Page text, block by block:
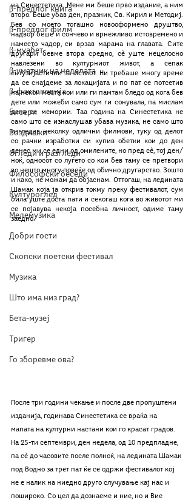
β-предлог книга
β-предлог филм
β-муабет
β-уметник на неделата
β-фактопедија
Бисери
Воздишки
Огледи и разгледи
Философски беседи
Културоглед
Мелемузика
Добри гости
Скопски поетски фестивал
Музика
Што има низ град?
Бета-музеј
Тригер
Го зборевме ова?
на Синестетика. Мене ми беше прво издание, а ним
второ. Беше убав ден, празник, Св. Кирил и Методиј.
Бев со моето тогашно новооформено друштво,
надвор беше и сончево и врнежливо истовремено и
наместо чадор, си врзав марама на главата. Сите
другари бевме втора средно, сѐ уште нецелосно
навлезени во културниот живот, а сепак
ентузијастични за истиот. Ни требаше многу време
да се снајдеме за локацијата и по пат се потсетив
на некои места кои или ги памтам бледо од кога бев
дете или можеби само сум ги сонувала, па мислам
дека се мемории. Таа година на Синестетика не
само што се изнаслушав убава музика, не само што
изгледав неколку одлични филмови, туку од делот
со рачни изработки си купив обетки кои до ден
денес ми се едни од омилените, но пред сѐ, тој ден/
ноќ, односот со луѓето со кои бев таму се претвори
во нешто многу повеќе од обично другарство. Зошто
и како, не можам да објаснам. Оттогаш, на ледината
Шамак која ја открив токму преку фестивалот, сум
била уште доста пати и секогаш кога во животот ми
се појавува некоја посебна личност, одиме таму
заедно.
После три години чекање и после две пропуштени
изданија, годинава Синестетика се враќа на
мапата на културни настани кои го красат градов.
На 25-ти септември, ден недeла, од 10 предпладне,
па сѐ до часовите после полноќ, на ледината Шамак
под Водно за трет пат ќе се одржи фестивалот кој
не е налик на ниедно друго случување кај нас и
пошироко. Со цел да дознаеме и ние, но и Вие